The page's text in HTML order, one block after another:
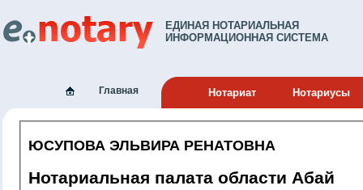
ЕДИНАЯ НОТАРИАЛЬНАЯ
ИНФОРМАЦИОННАЯ СИСТЕМА
Главная Нотариат Нотариусы
ЮСУПОВА ЭЛЬВИРА РЕНАТОВНА
Нотариальная палата области Абай